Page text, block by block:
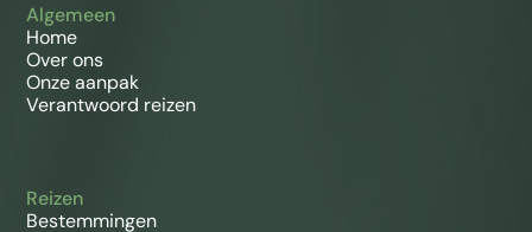
Algemeen
Home
Over ons
Onze aanpak
Verantwoord reizen
Reizen
Bestemmingen